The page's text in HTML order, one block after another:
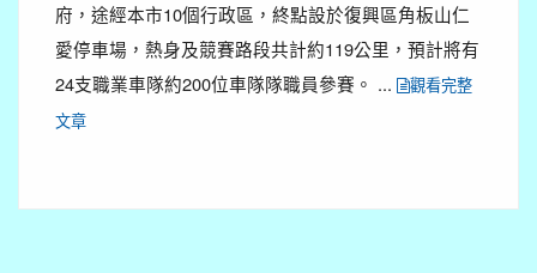
府，途經本市10個行政區，終點設於復興區角板山仁
愛停車場，熱身及競賽路段共計約119公里，預計將有
24支職業車隊約200位車隊隊職員參賽。 ...
觀看完整
文章